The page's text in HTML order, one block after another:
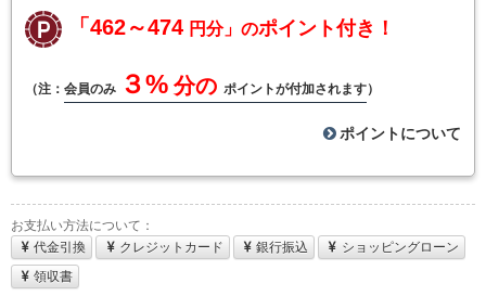
「462～474 円分」のポイント付き！
（注： 会員のみ ３% 分の ポイントが付加されます）
ポイントについて
お支払い方法について：
代金引換
クレジットカード 銀行振込
ショッピングローン
領収書